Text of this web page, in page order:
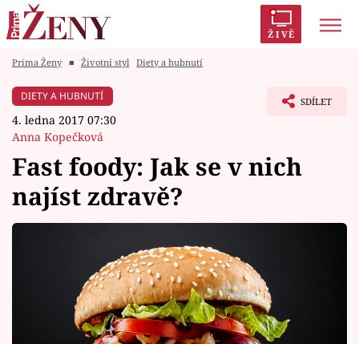
ŽIVĚ
Módní alarm
Zrádci
Témata
Seriály
Prima Ženy ■ Životní styl Diety a hubnutí
DIETY A HUBNUTÍ
4. ledna 2017 07:30
Anna Kopečková
SDÍLET
Fast foody: Jak se v nich
najíst zdravě?